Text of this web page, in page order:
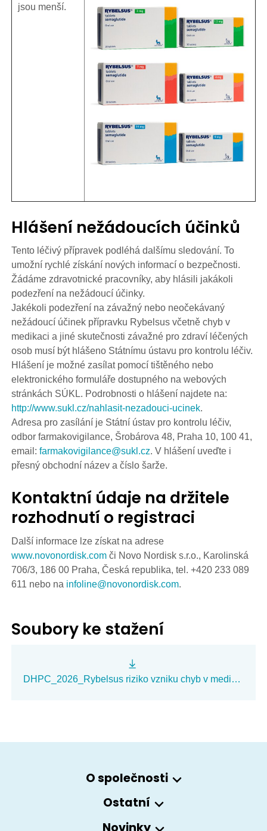
jsou menší.
Hlášení nežádoucích účinků
Tento léčivý přípravek podléhá dalšímu sledování. To
umožní rychlé získání nových informací o bezpečnosti.
Žádáme zdravotnické pracovníky, aby hlásili jakákoli
podezření na nežádoucí účinky.
Jakékoli podezření na závažný nebo neočekávaný
nežádoucí účinek přípravku Rybelsus včetně chyb v
medikaci a jiné skutečnosti závažné pro zdraví léčených
osob musí být hlášeno Státnímu ústavu pro kontrolu léčiv.
Hlášení je možné zasílat pomocí tištěného nebo
elektronického formuláře dostupného na webových
stránkách SÚKL. Podrobnosti o hlášení najdete na:
http://www.sukl.cz/nahlasit-nezadouci-ucinek.
Adresa pro zasílání je Státní ústav pro kontrolu léčiv,
odbor farmakovigilance, Šrobárova 48, Praha 10, 100 41,
email: farmakovigilance@sukl.cz. V hlášení uveďte i
přesný obchodní název a číslo šarže.
Kontaktní údaje na držitele
rozhodnutí o registraci
Další informace lze získat na adrese
www.novonordisk.com či Novo Nordisk s.r.o., Karolinská
706/3, 186 00 Praha, Česká republika, tel. +420 233 089
611 nebo na infoline@novonordisk.com.
Soubory ke stažení
DHPC_2026_Rybelsus riziko vzniku chyb v medikaci v důsledku zavedení nové lékové formy se zvýšenou biologickou dostupností.docx
O společnosti
Ostatní
Novinky